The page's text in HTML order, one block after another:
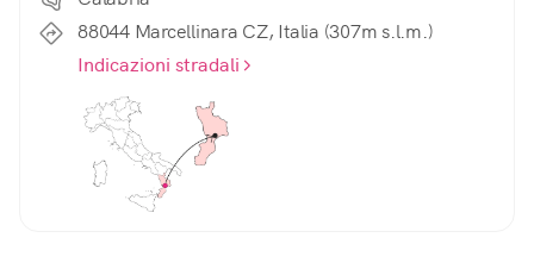
88044 Marcellinara CZ, Italia (307m s.l.m.)
Indicazioni stradali